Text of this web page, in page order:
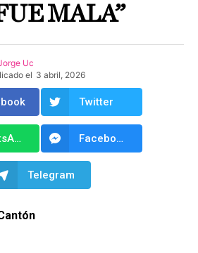
MALA”
Uc
el 3 abril, 2026
Twitter
WhatsApp Facebook Messenger
Telegram